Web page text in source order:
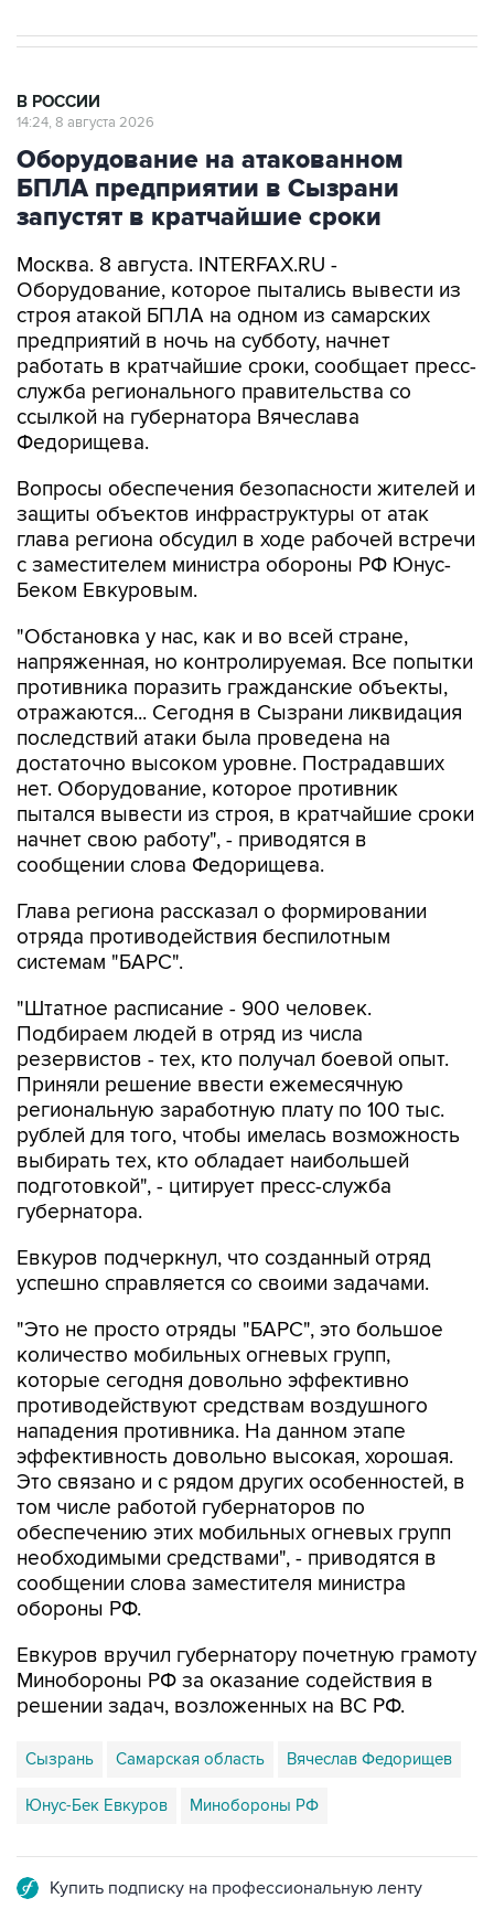
В РОССИИ
14:24, 8 августа 2026
Оборудование на атакованном
БПЛА предприятии в Сызрани
запустят в кратчайшие сроки
Москва. 8 августа. INTERFAX.RU -
Оборудование, которое пытались вывести из
строя атакой БПЛА на одном из самарских
предприятий в ночь на субботу, начнет
работать в кратчайшие сроки, сообщает пресс-
служба регионального правительства со
ссылкой на губернатора Вячеслава
Федорищева.
Вопросы обеспечения безопасности жителей и
защиты объектов инфраструктуры от атак
глава региона обсудил в ходе рабочей встречи
с заместителем министра обороны РФ Юнус-
Беком Евкуровым.
"Обстановка у нас, как и во всей стране,
напряженная, но контролируемая. Все попытки
противника поразить гражданские объекты,
отражаются... Сегодня в Сызрани ликвидация
последствий атаки была проведена на
достаточно высоком уровне. Пострадавших
нет. Оборудование, которое противник
пытался вывести из строя, в кратчайшие сроки
начнет свою работу", - приводятся в
сообщении слова Федорищева.
Глава региона рассказал о формировании
отряда противодействия беспилотным
системам "БАРС".
"Штатное расписание - 900 человек.
Подбираем людей в отряд из числа
резервистов - тех, кто получал боевой опыт.
Приняли решение ввести ежемесячную
региональную заработную плату по 100 тыс.
рублей для того, чтобы имелась возможность
выбирать тех, кто обладает наибольшей
подготовкой", - цитирует пресс-служба
губернатора.
Евкуров подчеркнул, что созданный отряд
успешно справляется со своими задачами.
"Это не просто отряды "БАРС", это большое
количество мобильных огневых групп,
которые сегодня довольно эффективно
противодействуют средствам воздушного
нападения противника. На данном этапе
эффективность довольно высокая, хорошая.
Это связано и с рядом других особенностей, в
том числе работой губернаторов по
обеспечению этих мобильных огневых групп
необходимыми средствами", - приводятся в
сообщении слова заместителя министра
обороны РФ.
Евкуров вручил губернатору почетную грамоту
Минобороны РФ за оказание содействия в
решении задач, возложенных на ВС РФ.
Сызрань Самарская область Вячеслав Федорищев
Юнус-Бек Евкуров Минобороны РФ
Купить подписку на профессиональную ленту